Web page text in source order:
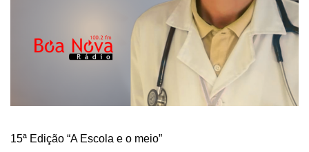
15ª Edição “A Escola e o meio”